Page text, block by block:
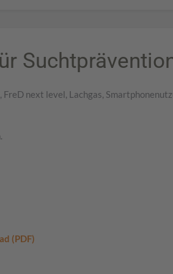
FreD next level, Lachgas,
(PDF)